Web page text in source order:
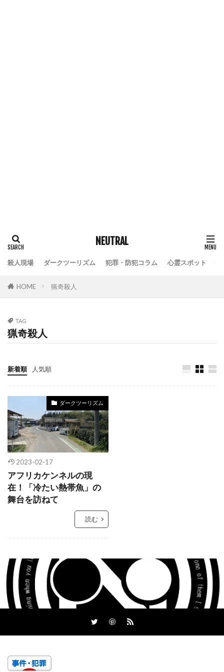
NEUTRAL
殺人現場 ダークツーリズム 犯罪・防犯コラム 心霊スポット
HOME 猟奇殺人
TAG
猟奇殺人
新着順 人気順
ダークツーリズム
2023-02-17
アフリカケンネルの現
在！「冷たい熱帯魚」の
舞台を訪ねて
読む